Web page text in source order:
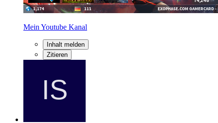
Mein Youtube Kanal
Inhalt melden
Zitieren